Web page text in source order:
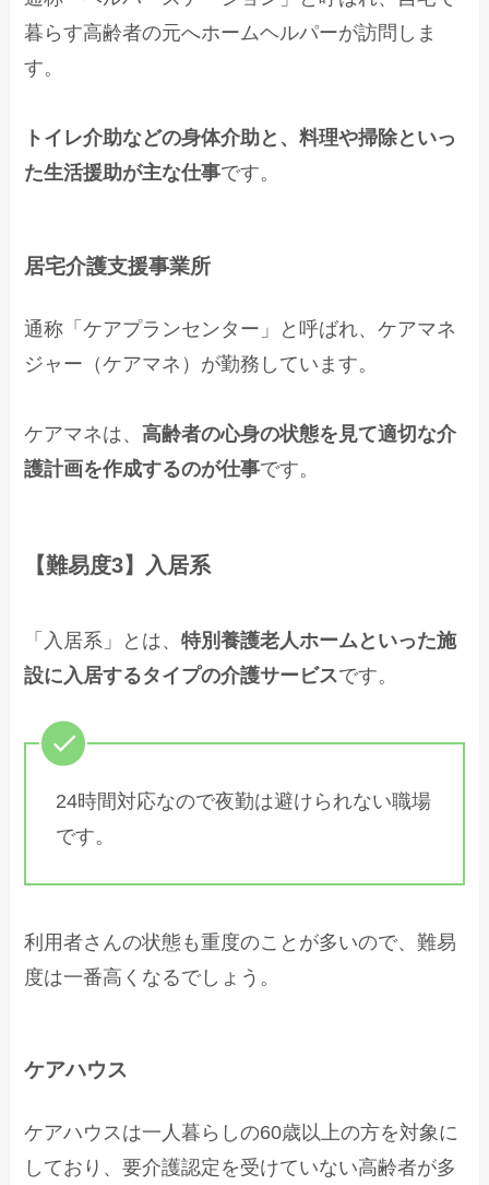
暮らす高齢者の元へホームヘルパーが訪問しま
す。
トイレ介助などの身体介助と、料理や掃除といっ
た生活援助が主な仕事です。
居宅介護支援事業所
通称「ケアプランセンター」と呼ばれ、ケアマネ
ジャー（ケアマネ）が勤務しています。
ケアマネは、高齢者の心身の状態を見て適切な介
護計画を作成するのが仕事です。
【難易度3】入居系
「入居系」とは、特別養護老人ホームといった施
設に入居するタイプの介護サービスです。
24時間対応なので夜勤は避けられない職場
です。
利用者さんの状態も重度のことが多いので、難易
度は一番高くなるでしょう。
ケアハウス
ケアハウスは一人暮らしの60歳以上の方を対象に
しており、要介護認定を受けていない高齢者が多